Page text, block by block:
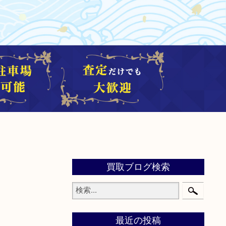
買取ブログ検索
最近の投稿